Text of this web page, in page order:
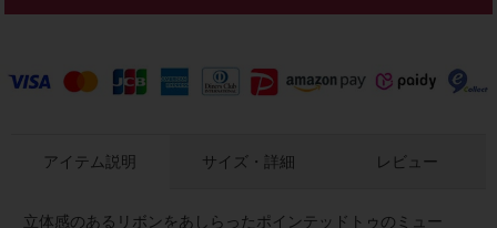
アイテム説明
立体感のあるリボンをあしらったポインテッドトゥのミュー
サイズ・詳細 レビュー